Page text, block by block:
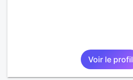
Voir le profil